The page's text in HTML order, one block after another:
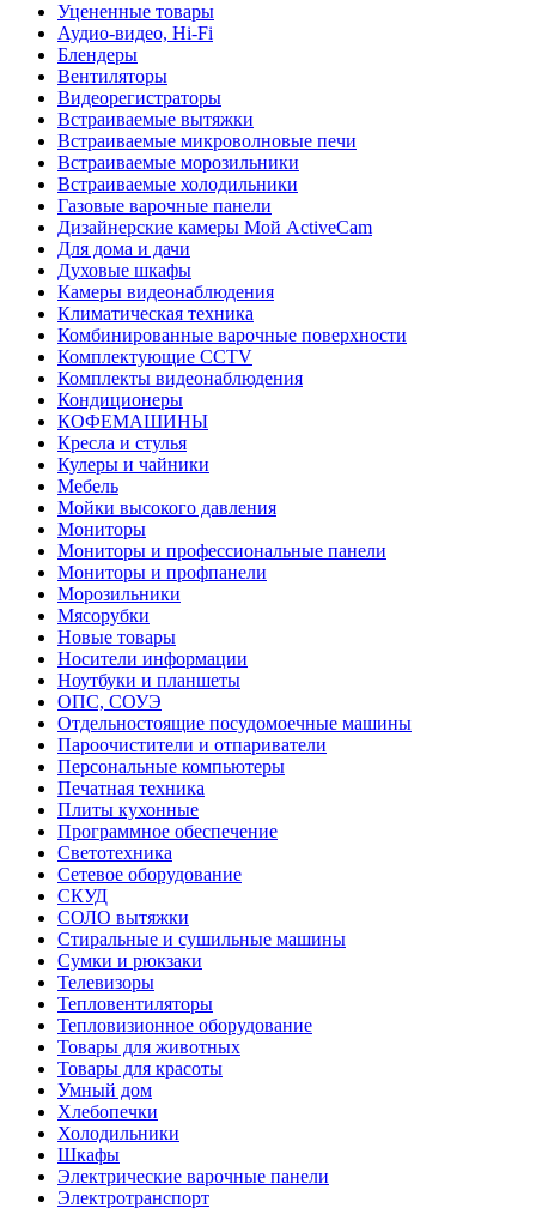
Уцененные товары
Аудио-видео, Hi-Fi
Блендеры
Вентиляторы
Видеорегистраторы
Встраиваемые вытяжки
Встраиваемые микроволновые печи
Встраиваемые морозильники
Встраиваемые холодильники
Газовые варочные панели
Дизайнерские камеры Мой ActiveCam
Для дома и дачи
Духовые шкафы
Камеры видеонаблюдения
Климатическая техника
Комбинированные варочные поверхности
Комплектующие CCTV
Комплекты видеонаблюдения
Кондиционеры
КОФЕМАШИНЫ
Кресла и стулья
Кулеры и чайники
Мебель
Мойки высокого давления
Мониторы
Мониторы и профессиональные панели
Мониторы и профпанели
Морозильники
Мясорубки
Новые товары
Носители информации
Ноутбуки и планшеты
ОПС, СОУЭ
Отдельностоящие посудомоечные машины
Пароочистители и отпариватели
Персональные компьютеры
Печатная техника
Плиты кухонные
Программное обеспечение
Светотехника
Сетевое оборудование
СКУД
СОЛО вытяжки
Стиральные и сушильные машины
Сумки и рюкзаки
Телевизоры
Тепловентиляторы
Тепловизионное оборудование
Товары для животных
Товары для красоты
Умный дом
Хлебопечки
Холодильники
Шкафы
Электрические варочные панели
Электротранспорт